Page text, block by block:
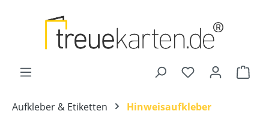
Zum Hauptinhalt springen
Aufkleber & Etiketten Hinweisaufkleber